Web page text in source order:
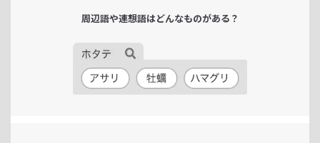
周辺語や連想語はどんなものがある？